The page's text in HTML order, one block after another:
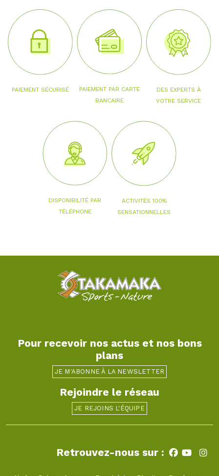
PAIEMENT SÉCURISÉ
PAIEMENT PAR CARTE
BANCAIRE
DES EXPERTS À
VOTRE SERVICE
DISPONIBILITÉ PAR
TÉLÉPHONE
ACTIVITÉS 100%
SENSATIONNELLES
Pour recevoir nos actus et nos bons
plans
JE M'ABONNE À LA NEWSLETTER
Rejoindre le réseau
JE REJOINS L'ÉQUIPE
Retrouvez-nous sur :